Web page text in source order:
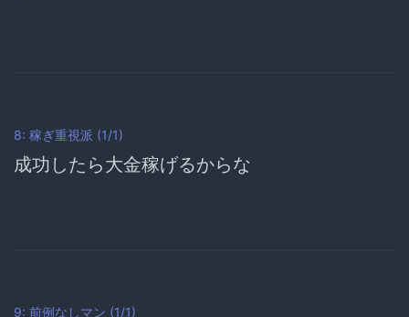
8: 稼ぎ重視派 (1/1)
成功したら大金稼げるからな
9: 前例なしマン (1/1)